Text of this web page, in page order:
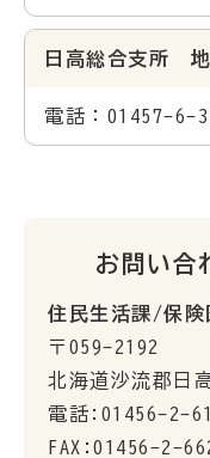
日高総合支所
電話：01457-6-
お問い合
住民生活課/保険
〒059-2192
北海道沙流郡日
電話:01456-2-
FAX:01456-2-